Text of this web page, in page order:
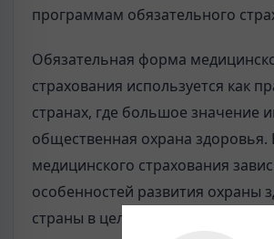
программам обязательного
Обязательная форма
страхования используется как
странах, где большое значение
общественная охрана
медицинского страхования
особенностей развития охраны
страны в целом. Принцип